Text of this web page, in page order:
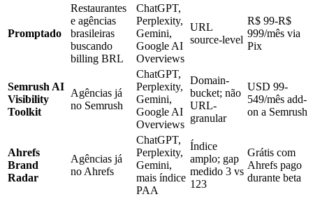
Promptado
Restaurantes
e agências
brasileiras
buscando
billing BRL
ChatGPT,
Perplexity,
Gemini,
Google AI
Overviews
URL
source-level
R$ 99-R$
999/mês via
Pix
Semrush AI
Visibility
Toolkit
Agências já
no Semrush
ChatGPT,
Perplexity,
Gemini,
Google AI
Overviews
Domain-
bucket; não
URL-
granular
USD 99-
549/mês add-
on a Semrush
Ahrefs
Brand
Radar
Agências já
no Ahrefs
ChatGPT,
Perplexity,
Gemini,
mais índice
PAA
Índice
amplo; gap
medido 3 vs
123
Grátis com
Ahrefs pago
durante beta